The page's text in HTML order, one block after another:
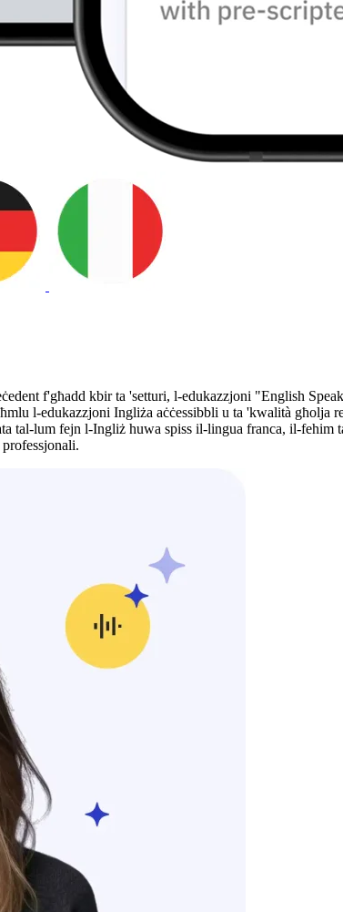
f'għadd kbir ta 'setturi, l-edukazzjoni "English
l-edukazzjoni Ingliża aċċessibbli u ta 'kwalità għolja
tal-lum fejn l-Ingliż huwa spiss il-lingua franca, il-